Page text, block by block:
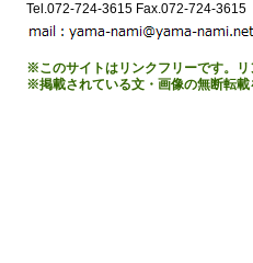
Tel.072-724-3615 Fax.072-724-3615
※このサイトはリンクフリーです。
※掲載されている文・画像の無断転載